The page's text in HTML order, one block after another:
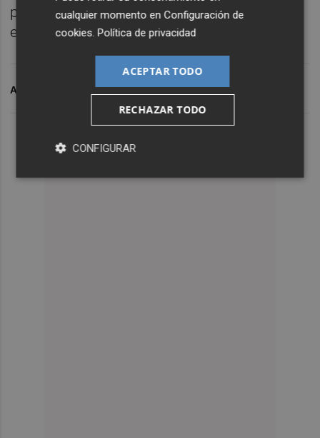
presupuesto máximo asignado de 130.592
euros.
ARCHIVADO EN BANDA SINFÓNICA MUNICIPAL
cualquier momento enConfiguración de
cookies.Política de privacidad
ACEPTAR TODO
RECHAZAR TODO
CONFIGURAR